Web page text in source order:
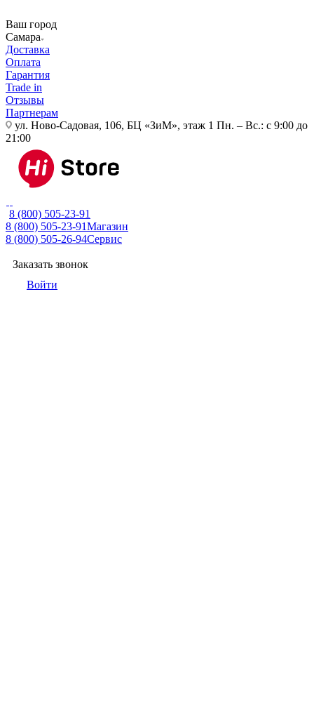
Ваш город
Самара
Доставка
Оплата
Гарантия
Trade in
Отзывы
Партнерам
ул. Ново-Садовая, 106, БЦ «ЗиМ», этаж 1 Пн. – Вс.: с 9:00 до
21:00
8 (800) 505-23-91
8 (800) 505-23-91Магазин
8 (800) 505-26-94Сервис
Заказать звонок
Войти